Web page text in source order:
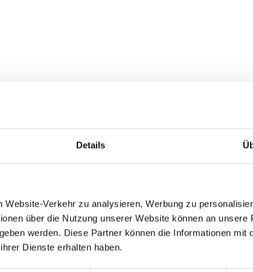
Details
Verkehr zu analysieren, Werbung zu
über die Nutzung unserer Website können an unsere
werden. Diese Partner können die Informationen mit
Dienste erhalten haben.